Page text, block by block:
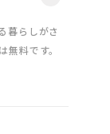
暮らしがさ
料です。